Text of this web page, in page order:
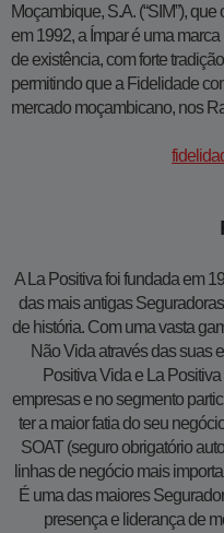
Moçambique, S.A. (“SIM”),
em 1992, a Ímpar é uma
de existência, com forte
permitindo que a Fidelidade
mercado moçambicano, nos
A La Positiva foi fundada em
das mais antigas
de história. Com uma vasta
Não Vida através das suas
Positiva Vida e La
empresas e no segmento
ter a maior fatia do seu
SOAT (seguro obrigatório
linhas de negócio mais
É uma das maiores
presença e liderança de